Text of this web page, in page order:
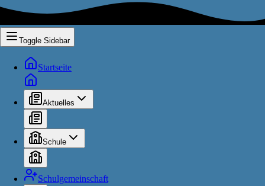
Toggle Sidebar
Startseite
Aktuelles
Schule
Schulgemeinschaft